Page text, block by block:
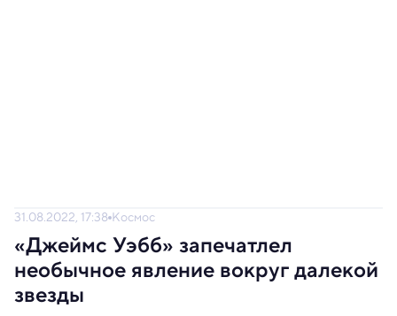
31.08.2022, 17:38 Космос
«Джеймс Уэбб» запечатлел
необычное явление вокруг далекой
звезды